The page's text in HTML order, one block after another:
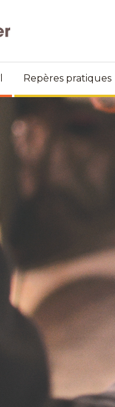
Repères pratiques